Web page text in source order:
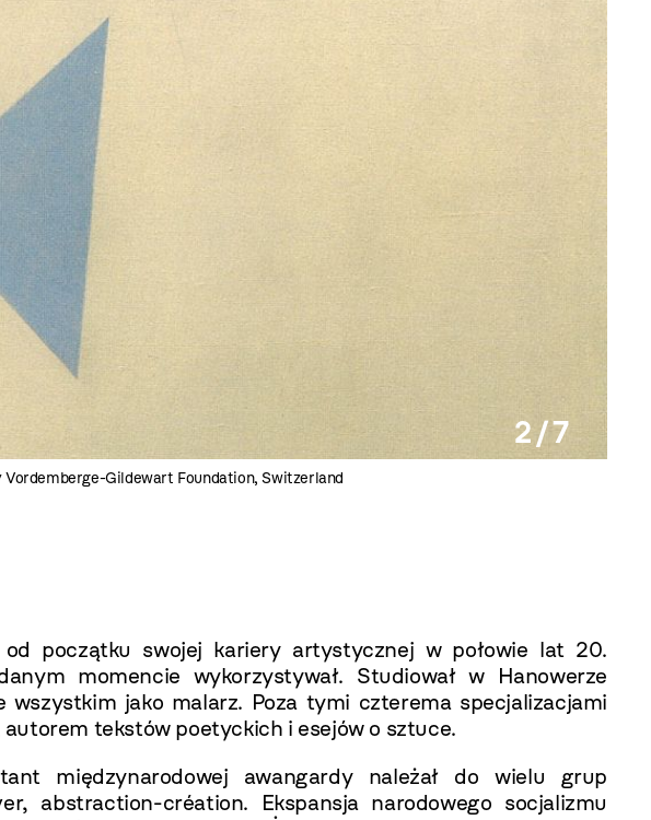
Gildewart Foundation, Switzerland
2 / 7
początku swojej kariery artystycznej w połowie lat 20.
momencie wykorzystywał. Studiował w Hanowerze
jako malarz. Poza tymi czterema specjalizacjami
tekstów poetyckich i esejów o sztuce.
międzynarodowej awangardy należał do wielu grup
création. Ekspansja narodowego socjalizmu